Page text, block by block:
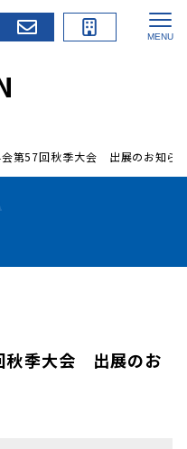
第57回秋季大会 出展のお知ら
秋季大会 出展のお